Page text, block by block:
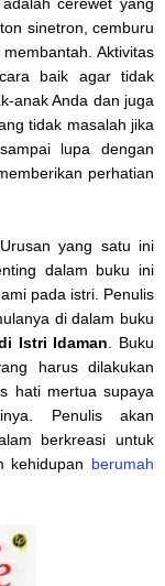
sinetron, cemburu
Aktivitas
baik agar tidak
anak Anda dan juga
tidak masalah jika
lupa dengan
perhatian
yang satu ini
dalam buku ini
pada istri. Penulis
di dalam buku
Istri Idaman . Buku
harus dilakukan
hati mertua supaya
Penulis akan
berkreasi untuk
kehidupan berumah